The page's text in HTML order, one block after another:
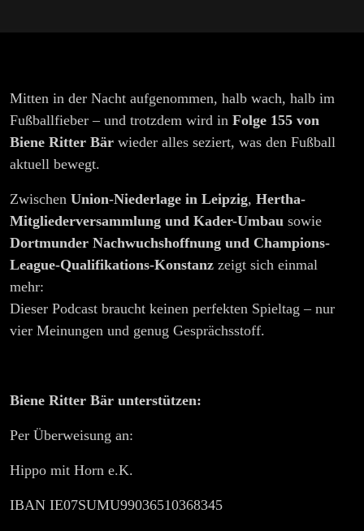
und
mitten
Chaos
Mitten in der Nacht aufgenommen, halb wach, halb im
Fußballfieber – und trotzdem wird in Folge 155 von
Biene Ritter Bär wieder alles seziert, was den Fußball
aktuell bewegt.
Zwischen Union-Niederlage in Leipzig, Hertha-
Mitgliederversammlung und Kader-Umbau sowie
Dortmunder Nachwuchshoffnung und Champions-
League-Qualifikations-Konstanz zeigt sich einmal
mehr:
Dieser Podcast braucht keinen perfekten Spieltag – nur
vier Meinungen und genug Gesprächsstoff.
Biene Ritter Bär unterstützen:
Per Überweisung an:
Hippo mit Horn e.K.
IBAN IE07SUMU99036510368345